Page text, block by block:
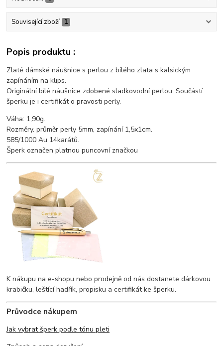
Související zboží 1
Popis produktu :
Zlaté dámské náušnice s perlou z bílého zlata s kalsickým
zapínáním na klips.
Originální bílé náušnice zdobené sladkovodní perlou. Součástí
šperku je i certifikát o pravosti perly.
Váha: 1,90g.
Rozměry. průměr perly 5mm, zapínání 1,5x1cm.
585/1000 Au 14karátů.
Šperk označen platnou puncovní značkou
K nákupu na e-shopu nebo prodejně od nás dostanete dárkovou
krabičku, leštící hadřík, propisku a certifikát ke šperku.
Průvodce nákupem
Jak vybrat šperk podle tónu pleti